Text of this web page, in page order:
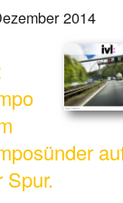
Auswertungen
Zertifikate
organisieren
1.1 verfügbar
der Zukunft
2014
Spur.